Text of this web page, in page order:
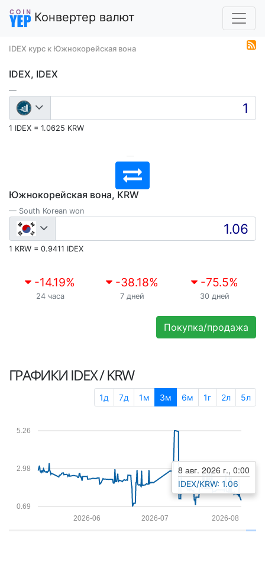
Конвертер валют
IDEX курс к Южнокорейская вона
IDEX, IDEX
1 IDEX = 1.0625 KRW
Южнокорейская вона, KRW
South Korean won
1 KRW = 0.9411 IDEX
-14.19%
24 часа
-38.18%
7 дней
-75.5%
30 дней
Покупка/продажа
ГРАФИКИ IDEX / KRW
1д 7д 1м 3м 6м 1г 2л 5л
0.69
2.98
5.26
2026-08
2026-07
2026-06
8 авг. 2026 г., 0:00
IDEX/KRW: 1.06